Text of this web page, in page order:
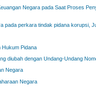
Negara pada Saat Proses
pada perkara tindak pidana korupsi,
Hukum Pidana
diubah dengan Undang-Undang
Negara
Negara